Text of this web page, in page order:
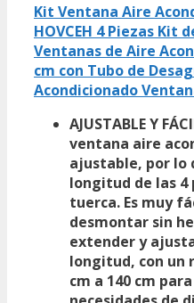
Kit Ventana Aire
HOVCEH 4 Piezas Kit
Ventanas de Aire
cm con Tubo de
Acondicionado
AJUSTABLE Y
ventana aire
ajustable, por lo
longitud de las
tuerca. Es muy
desmontar sin
extender y
longitud, con un
cm a 140 cm